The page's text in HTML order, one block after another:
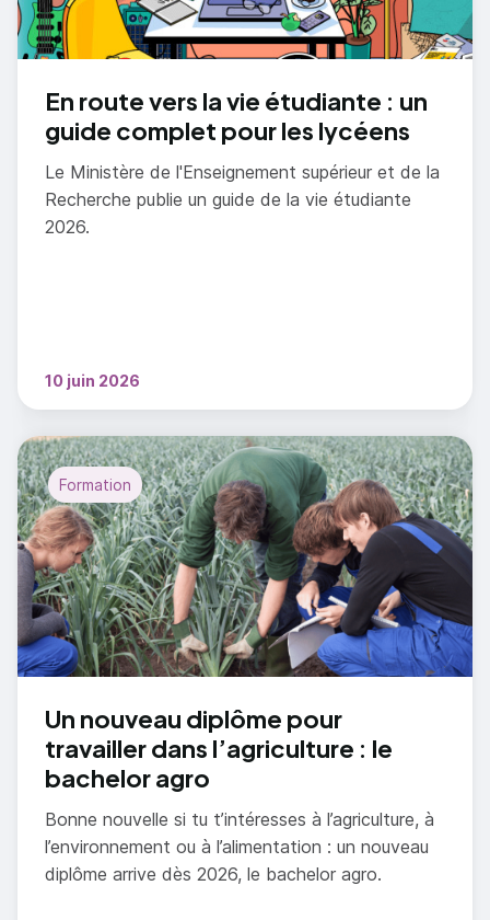
En route vers la vie étudiante : un
guide complet pour les lycéens
Le Ministère de l'Enseignement supérieur et de la
Recherche publie un guide de la vie étudiante
2026.
10 juin 2026
Un nouveau diplôme pour
travailler dans l’agriculture : le
bachelor agro
Bonne nouvelle si tu t’intéresses à l’agriculture, à
l’environnement ou à l’alimentation : un nouveau
diplôme arrive dès 2026, le bachelor agro.
Formation